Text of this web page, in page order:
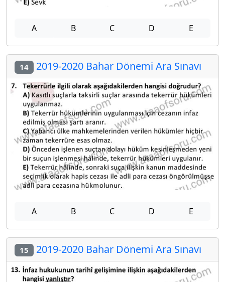
A B C D E
14 2019-2020 Bahar Dönemi Ara Sınavı
A B C D E
15 2019-2020 Bahar Dönemi Ara Sınavı